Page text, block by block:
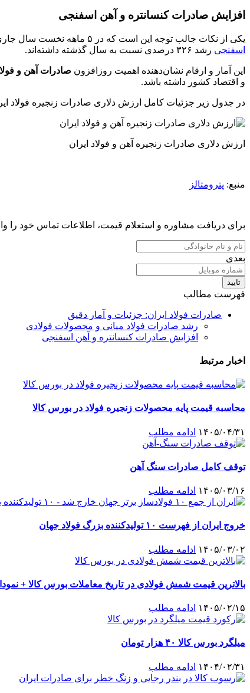
افزایش صادرات کنسانتره و آهن اسفنجی
یکی از نکات جالب توجه این است که در ۵ ماهه نخست سال جاری،
اسفنجی رشد ۳۲۶ درصدی نسبت به سال گذشته داشته‌اند.
این آمار و ارقام نشان‌دهنده اهمیت روزافزون صادرات آهن و
و اقتصاد کشور داشته باشد.
در جدول زیر جزئیات کامل ارزش دلاری صادرات زنجیره فولاد
ارزش دلاری صادرات زنجیره آهن و فولاد ایران
منبع: پترومتالز
برای دریافت مشاوره و استعلام قیمت، اطلاعات تماس خود را
بعدی
تایید
فهرست مطالب
صادرات فولاد ایران: جزئیات و آمار دقیق
رشد صادرات فولاد میانی و محصولات فولادی
افزایش صادرات کنسانتره و آهن اسفنجی
اخبار مرتبط
محاسبه قیمت پایه محصولات زنجیره فولاد در بورس کالا
۱۴۰۵/۰۴/۳۱ ادامه مطلب
توقف کامل صادرات سنگ آهن
۱۴۰۵/۰۳/۱۶ ادامه مطلب
خروج ایران از فهرست ۱۰ تولیدکننده بزرگ فولاد جهان
۱۴۰۵/۰۳/۰۲ ادامه مطلب
بالاترین قیمت شمش فولادی در تاریخ معاملات بورس کالا +
۱۴۰۵/۰۲/۱۵ ادامه مطلب
میلگرد بورس کالا ۴۰ هزار تومان
۱۴۰۴/۰۲/۳۱ ادامه مطلب